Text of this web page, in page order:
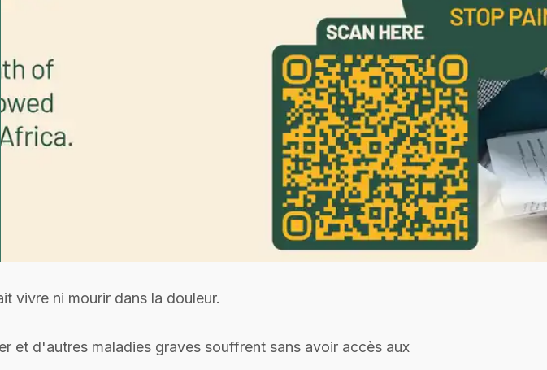
vivre ni mourir dans la douleur.
et d'autres maladies graves souffrent sans avoir accès aux